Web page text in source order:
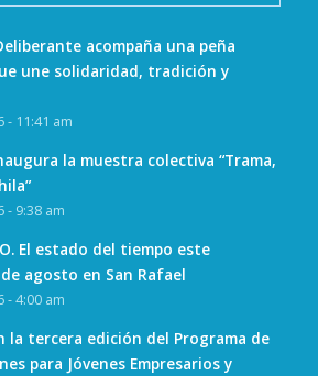
acompaña una peña
une solidaridad, tradición y
- 11:41 am
la muestra colectiva “Trama,
- 9:38 am
El estado del tiempo este
agosto en San Rafael
- 4:00 am
la tercera edición del Programa de
para Jóvenes Empresarios y